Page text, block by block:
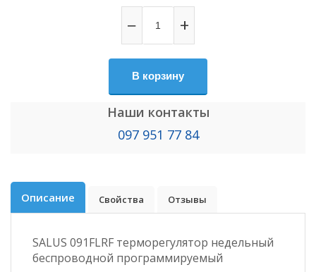
− +
В корзину
Наши контакты
097 951 77 84
Описание Свойства Отзывы
SALUS 091FLRF терморегулятор недельный
беспроводной программируемый